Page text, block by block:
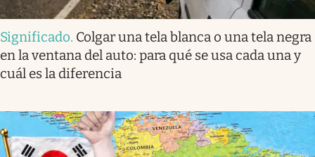
Significado. Colgar una tela blanca o una tela negra
en la ventana del auto: para qué se usa cada una y
cuál es la diferencia